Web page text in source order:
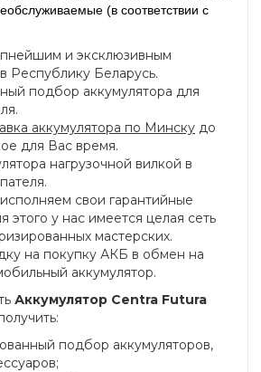
(в соответствии с
и эксклюзивным
в Республику Беларусь.
подбор аккумулятора для
аккумулятора по Минску до
для Вас время.
нагрузочной вилкой в
свои гарантийные
этого у нас имеется целая сеть
мастерских.
на покупку АКБ в обмен на
аккумулятор.
Аккумулятор Centra Futura
подбор аккумуляторов,